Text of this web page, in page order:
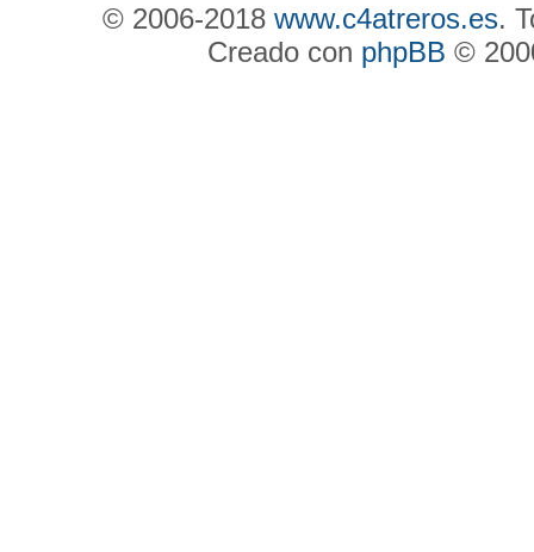
© 2006-2018 www.c4atreros.es.
Creado con phpBB ©